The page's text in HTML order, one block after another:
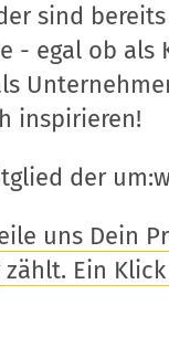
sind
- egal ob als
inspirieren!
der
uns Dein
Ein